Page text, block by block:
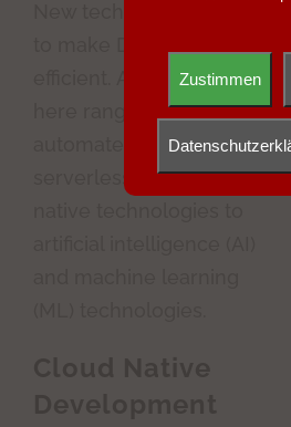
efficient. Approaches
here range from
automated security tests,
serverless and cloud-
Zustimmen